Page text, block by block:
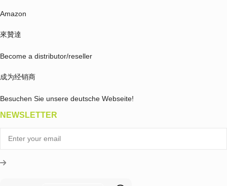
Amazon
來贊達
Become a distributor/reseller
成为经销商
Besuchen Sie unsere deutsche Webseite!
NEWSLETTER